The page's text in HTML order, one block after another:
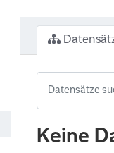
Keine